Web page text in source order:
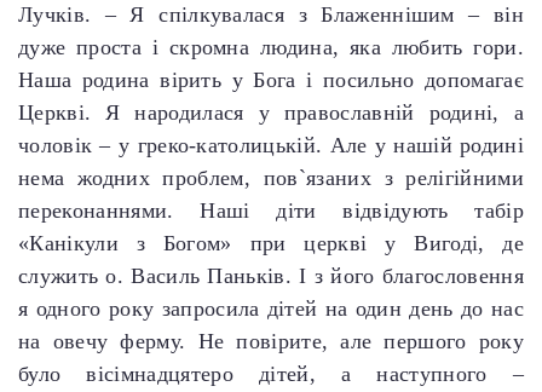
Лучків. – Я спілкувалася з Блаженнішим – він
дуже проста і скромна людина, яка любить гори.
Наша родина вірить у Бога і посильно допомагає
Церкві. Я народилася у православній родині, а
чоловік – у греко-католицькій. Але у нашій родині
нема жодних проблем, пов`язаних з релігійними
переконаннями. Наші діти відвідують табір
«Канікули з Богом» при церкві у Вигоді, де
служить о. Василь Паньків. І з його благословення
я одного року запросила дітей на один день до нас
на овечу ферму. Не повірите, але першого року
було вісімнадцятеро дітей, а наступного –